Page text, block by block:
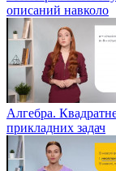
описаний навколо
Алгебра.
прикладних задач